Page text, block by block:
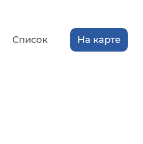
Список На карте